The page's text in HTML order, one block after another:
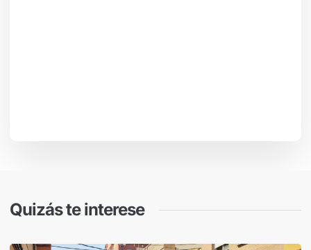
Quizás te interese